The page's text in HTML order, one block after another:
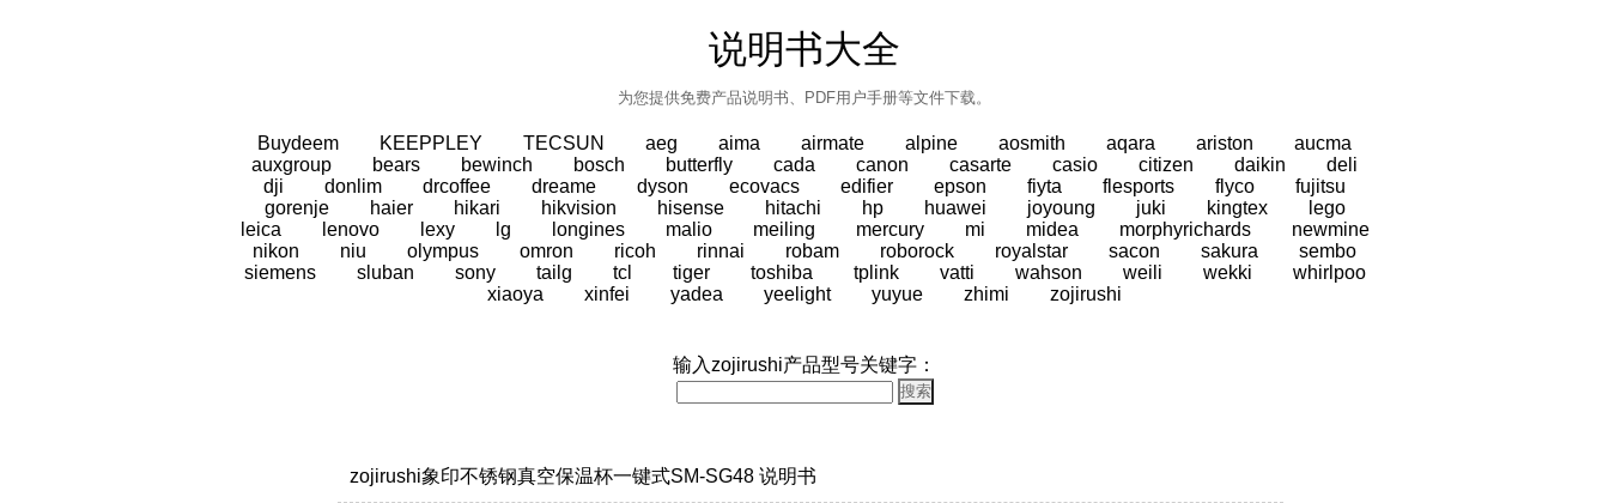
说明书大全
为您提供免费产品说明书、PDF用户手册等文件下载。
Buydeem KEEPPLEY TECSUN aeg aima airmate alpine aosmith aqara ariston
aucma
auxgroup
bears bewinch bosch butterfly cada canon casarte casio citizen daikin
deli
dji
donlim drcoffee dreame dyson ecovacs edifier epson fiyta flesports flyco
fujitsu
gorenje
haier hikari hikvision hisense hitachi hp huawei joyoung juki kingtex
lego
leica
lenovo lexy lg longines malio meiling mercury mi midea morphyrichards
newmine
nikon
niu olympus omron ricoh rinnai robam roborock royalstar sacon sakura
sembo
siemens
sluban sony tailg tcl tiger toshiba tplink vatti wahson weili wekki
whirlpoo
xiaoya
xinfei yadea yeelight yuyue zhimi zojirushi
输入zojirushi产品型号关键字：
zojirushi象印不锈钢真空保温杯一键式SM-SG48 说明书